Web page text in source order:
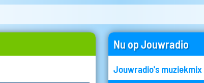
Nu op Jouwradio
Jouwradio's muziekmix